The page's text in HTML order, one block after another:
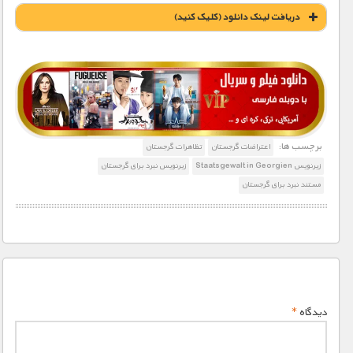
دریافت لینک دانلود (کليک کنيد)
1900 تومان – خريد لينک دانلود (افزودن به سبد خريد)
برچسب ها: اعتراضات گرجستان
تظاهرات گرجستان
زیرنویس Staatsgewalt in Georgien
زیرنویس نبرد برای گرجستان
مستند نبرد برای گرجستان
دیدگاه*